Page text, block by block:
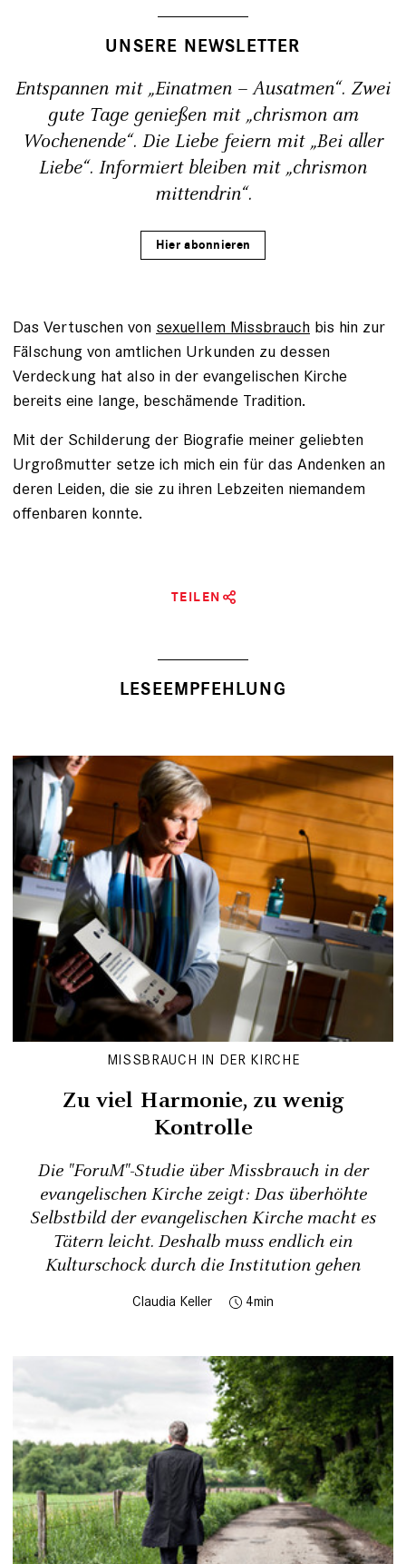
UNSERE NEWSLETTER
Entspannen mit „Einatmen – Ausatmen“. Zwei
gute Tage genießen mit „chrismon am
Wochenende“. Die Liebe feiern mit „Bei aller
Liebe“. Informiert bleiben mit „chrismon
mittendrin“.
Hier abonnieren
Das Vertuschen von sexuellem Missbrauch bis hin zur
Fälschung von amtlichen Urkunden zu dessen
Verdeckung hat also in der evangelischen Kirche
bereits eine lange, beschämende Tradition.
Mit der Schilderung der Biografie meiner geliebten
Urgroßmutter setze ich mich ein für das Andenken an
deren Leiden, die sie zu ihren Lebzeiten niemandem
offenbaren konnte.
TEILEN
LESEEMPFEHLUNG
MISSBRAUCH IN DER KIRCHE
Zu viel Harmonie, zu wenig
Kontrolle
Die "ForuM"-Studie über Missbrauch in der
evangelischen Kirche zeigt: Das überhöhte
Selbstbild der evangelischen Kirche macht es
Tätern leicht. Deshalb muss endlich ein
Kulturschock durch die Institution gehen
Claudia Keller 4